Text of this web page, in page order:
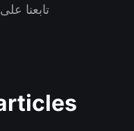
تابعنا على